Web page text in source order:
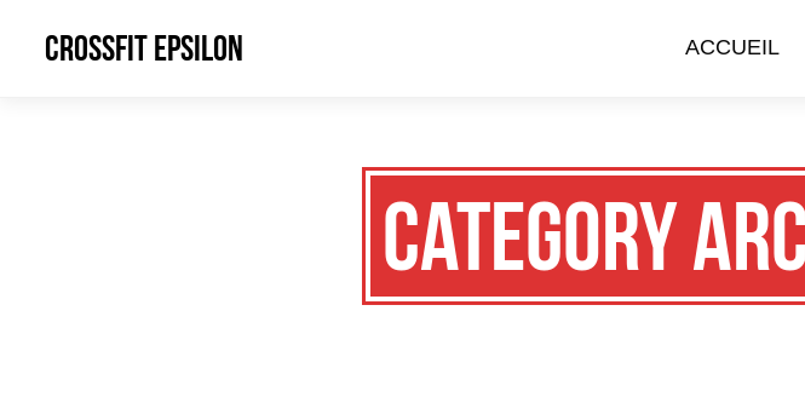
CrossFit Epsilon ACCUEIL
Category